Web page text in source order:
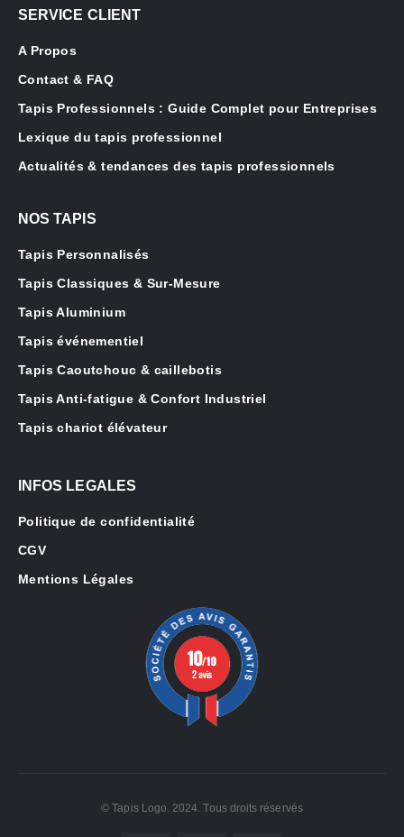
SERVICE CLIENT
A Propos
Contact & FAQ
Tapis Professionnels : Guide Complet pour Entreprises
Lexique du tapis professionnel
Actualités & tendances des tapis professionnels
NOS TAPIS
Tapis Personnalisés
Tapis Classiques & Sur-Mesure
Tapis Aluminium
Tapis événementiel
Tapis Caoutchouc & caillebotis
Tapis Anti-fatigue & Confort Industriel
Tapis chariot élévateur
INFOS LEGALES
Politique de confidentialité
CGV
Mentions Légales
© Tapis Logo. 2024. Tous droits réservés